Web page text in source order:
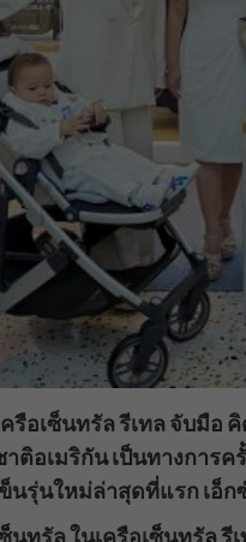
ครือเซ็นทรัล รีเทล จับมื
ติอเมริกัน เป็นทางการค
นรุ่นใหม่ล่าสุดที่แรก เอ็
นทรัล ในเครือเซ็นทรัล รี